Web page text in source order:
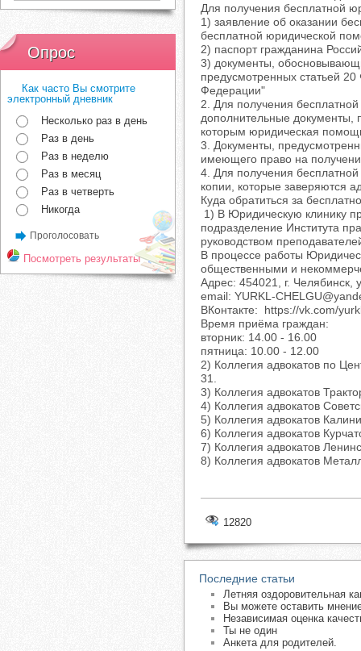
Опрос
Как часто Вы смотрите
электронный дневник
Несколько раз в день
Раз в день
Раз в неделю
Раз в месяц
Раз в четверть
Никогда
Проголосовать
Посмотреть результаты
Для получения бесплатной
1) заявление об оказании
бесплатной юридической
2) паспорт гражданина
3) документы,
предусмотренных статьей
Федерации"
2. Для получения
дополнительные документы,
которым юридическая
3. Документы,
имеющего право на
4. Для получения
копии, которые заверяются
Куда обратиться за
1) В Юридическую клинику
подразделение Института
руководством
В процессе работы
общественными и
Адрес: 454021, г.
email: YURKL-
ВКонтакте: https://vk.com/
Время приёма граждан:
вторник: 14.00 - 16.00
пятница: 10.00 - 12.00
2) Коллегия адвокатов по
31.
3) Коллегия адвокатов
4) Коллегия адвокатов
5) Коллегия адвокатов
6) Коллегия адвокатов
7) Коллегия адвокатов
8) Коллегия адвокатов
12820
Последние статьи
Летняя оздоровительная
Вы можете оставить
Независимая оценка
Ты не один
Анкета для родителей.